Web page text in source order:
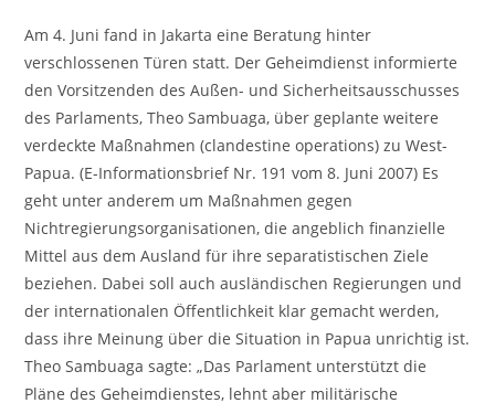
Am 4. Juni fand in Jakarta eine Beratung hinter
verschlossenen Türen statt. Der Geheimdienst informierte
den Vorsitzenden des Außen- und Sicherheitsausschusses
des Parlaments, Theo Sambuaga, über geplante weitere
verdeckte Maßnahmen (clandestine operations) zu West-
Papua. (E-Informationsbrief Nr. 191 vom 8. Juni 2007) Es
geht unter anderem um Maßnahmen gegen
Nichtregierungsorganisationen, die angeblich finanzielle
Mittel aus dem Ausland für ihre separatistischen Ziele
beziehen. Dabei soll auch ausländischen Regierungen und
der internationalen Öffentlichkeit klar gemacht werden,
dass ihre Meinung über die Situation in Papua unrichtig ist.
Theo Sambuaga sagte: „Das Parlament unterstützt die
Pläne des Geheimdienstes, lehnt aber militärische